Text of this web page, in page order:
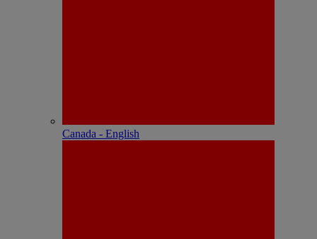
Canada - English